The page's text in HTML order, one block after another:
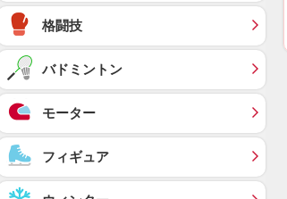
格闘技
バドミントン
モーター
フィギュア